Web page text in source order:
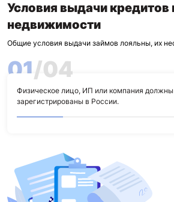
Условия выдачи кредитов
недвижимости
Общие условия выдачи займов лояльны, их
01/04
Физическое лицо, ИП или компания
зарегистрированы в России.